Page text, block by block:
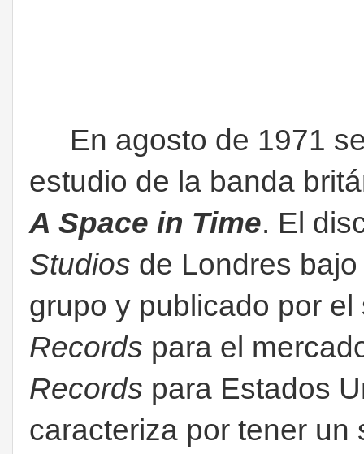
En agosto de 1971
estudio de la banda
A Space in Time. El
Studios de Londres
grupo y publicado por
Records para el
Records para Estados
caracteriza por tener